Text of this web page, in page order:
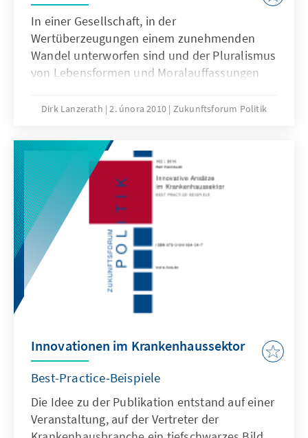
In einer Gesellschaft, in der
Wertüberzeugungen einem zunehmenden
Wandel unterworfen sind und der Pluralismus
von Lebensformen und Moralauffassungen
gemeinsamen Grundlage zu versichern, auf
gesellschaftliche Diskurs bedarf
Darstellungen, die die Voraussetzungen, die
Probleme und die möglichen Folgen der
Biowissenschaften darlegen. Die Stiftung
befasst sich seit langem mit bioethischen
Fragen. Bei einer Gesprächsrunde über
Herausforderungen der Bioethik in Rom
diente der vorliegende Text als
Diskussionsgrundlage.
Dirk Lanzerath 2. února 2010 Zukunftsforum Politik
Innovationen im Krankenhaussektor
Best-Practice-Beispiele
Die Idee zu der Publikation entstand auf einer
Veranstaltung, auf der Vertreter der